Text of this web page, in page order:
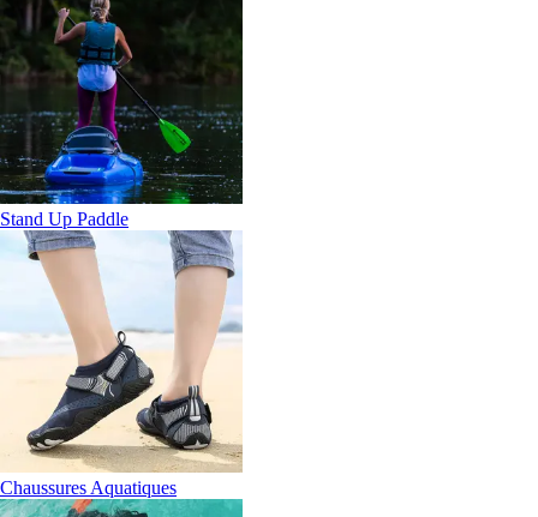
Stand Up Paddle
Chaussures Aquatiques